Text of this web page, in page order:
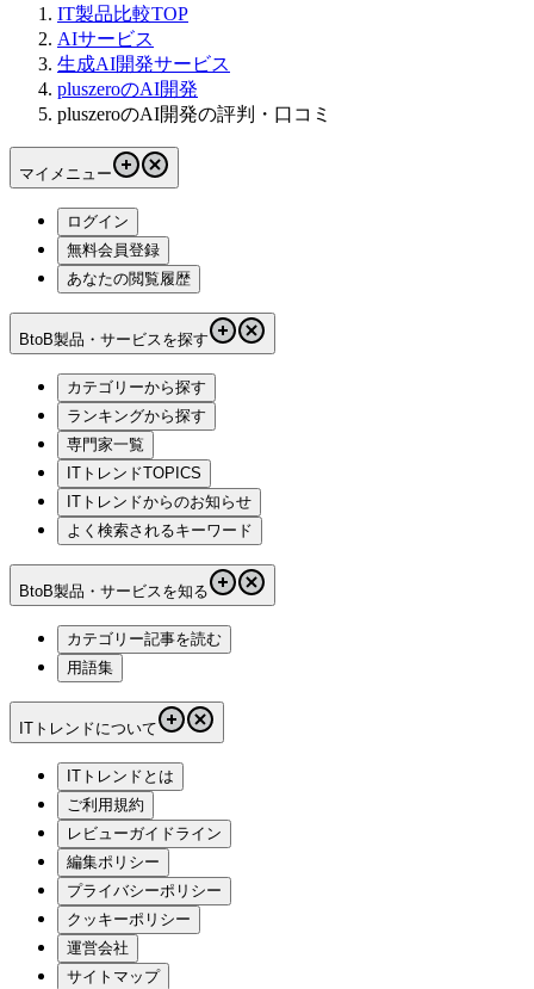
IT製品比較TOP
AIサービス
生成AI開発サービス
pluszeroのAI開発
pluszeroのAI開発の評判・口コミ
マイメニュー
ログイン
無料会員登録
あなたの閲覧履歴
BtoB製品・サービスを探す
カテゴリーから探す
ランキングから探す
専門家一覧
ITトレンドTOPICS
ITトレンドからのお知らせ
よく検索されるキーワード
BtoB製品・サービスを知る
カテゴリー記事を読む
用語集
ITトレンドについて
ITトレンドとは
ご利用規約
レビューガイドライン
編集ポリシー
プライバシーポリシー
クッキーポリシー
運営会社
サイトマップ